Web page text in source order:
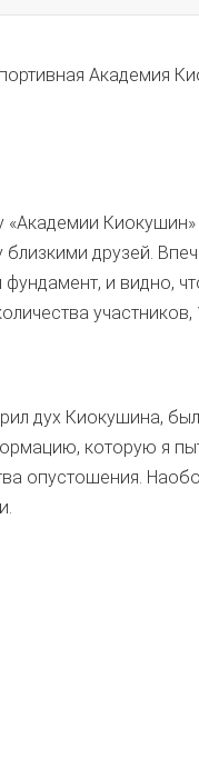
Академия
«Академии
друзей.
и видно,
дух Киокушина,
которую я
опустошения.